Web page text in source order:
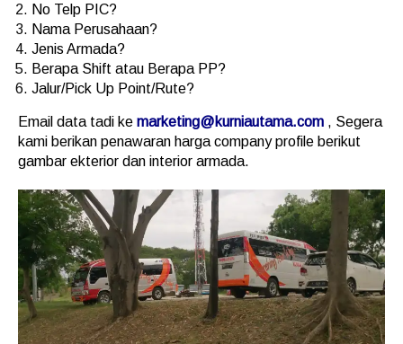
No Telp PIC?
Nama Perusahaan?
Jenis Armada?
Berapa Shift atau Berapa PP?
Jalur/Pick Up Point/Rute?
Email data tadi ke marketing@kurniautama.com , Segera
kami berikan penawaran harga company profile berikut
gambar ekterior dan interior armada.